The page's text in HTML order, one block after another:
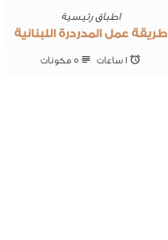
اطباق رئيسية
طريقة عمل المدردرة اللبنانية
1 ساعات 5 ‎مكونات